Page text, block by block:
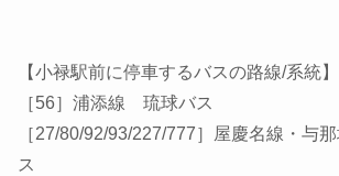
【小禄駅前に停車するバスの路線/系統
［56］浦添線 琉球バス
［27/80/92/93/227/777］屋慶名線・与
ス